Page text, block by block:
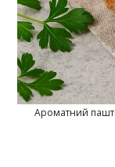
Ароматний